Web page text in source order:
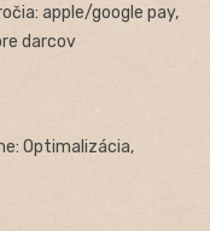
apple/google pay,
darcov
Optimalizácia,